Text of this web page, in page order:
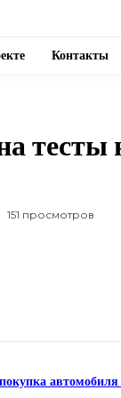
Контакты
тесты
151 просмотров